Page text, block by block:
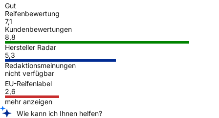
Gut
Reifenbewertung
7,1
Kundenbewertungen
8,8
Hersteller Radar
5,3
Redaktionsmeinungen
nicht verfügbar
EU-Reifenlabel
2,6
mehr anzeigen
Wie kann ich Ihnen helfen?